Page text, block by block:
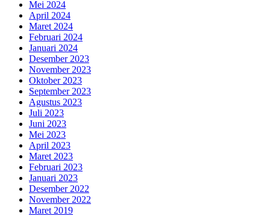
Mei 2024
April 2024
Maret 2024
Februari 2024
Januari 2024
Desember 2023
November 2023
Oktober 2023
September 2023
Agustus 2023
Juli 2023
Juni 2023
Mei 2023
April 2023
Maret 2023
Februari 2023
Januari 2023
Desember 2022
November 2022
Maret 2019